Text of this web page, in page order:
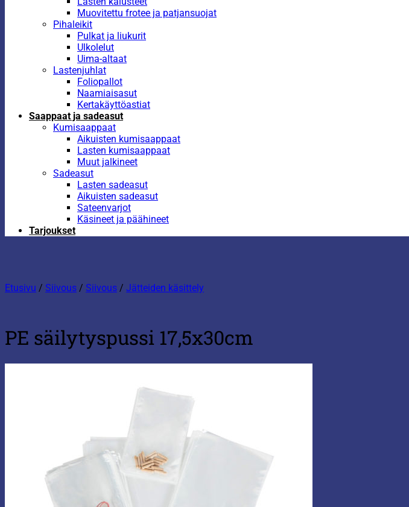
Muovitettu frotee ja patjansuojat
Pihaleikit
Pulkat ja liukurit
Ulkolelut
Uima-altaat
Lastenjuhlat
Foliopallot
Naamiaisasut
Kertakäyttöastiat
Saappaat ja sadeasut
Kumisaappaat
Aikuisten kumisaappaat
Lasten kumisaappaat
Muut jalkineet
Sadeasut
Lasten sadeasut
Aikuisten sadeasut
Sateenvarjot
Käsineet ja päähineet
Tarjoukset
Etusivu / Siivous / Siivous / Jätteiden käsittely
PE säilytyspussi 17,5x30cm